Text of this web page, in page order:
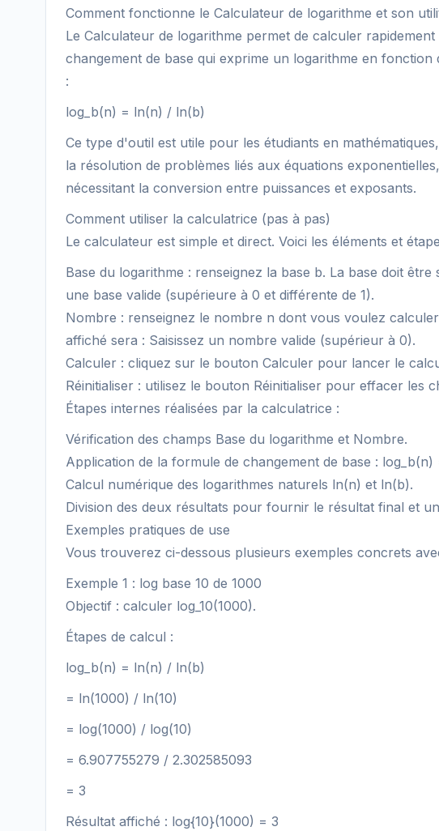
Comment fonctionne le Calculateur de logarithme et son
Le Calculateur de logarithme permet de calculer
changement de base qui exprime un logarithme en
:
log_b(n) = ln(n) / ln(b)
Ce type d'outil est utile pour les étudiants en
la résolution de problèmes liés aux équations
nécessitant la conversion entre puissances et exposants.
Comment utiliser la calculatrice (pas à pas)
Le calculateur est simple et direct. Voici les éléments et
Base du logarithme : renseignez la base b. La base doit
une base valide (supérieure à 0 et différente de 1).
Nombre : renseignez le nombre n dont vous voulez
affiché sera : Saisissez un nombre valide (supérieur à 0).
Calculer : cliquez sur le bouton Calculer pour lancer le
Réinitialiser : utilisez le bouton Réinitialiser pour effacer les
Étapes internes réalisées par la calculatrice :
Vérification des champs Base du logarithme et Nombre.
Application de la formule de changement de base :
Calcul numérique des logarithmes naturels ln(n) et ln(b).
Division des deux résultats pour fournir le résultat final et
Exemples pratiques de use
Vous trouverez ci-dessous plusieurs exemples concrets
Exemple 1 : log base 10 de 1000
Objectif : calculer log_10(1000).
Étapes de calcul :
log_b(n) = ln(n) / ln(b)
= ln(1000) / ln(10)
= log(1000) / log(10)
= 6.907755279 / 2.302585093
= 3
Résultat affiché : log{10}(1000) = 3